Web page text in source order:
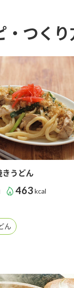
調味酢
中華
環境への取り
ミツカンの環境
す。
MIM（ミツカ
ージアム）
ミツカンの酢づ
歴史などが学べ
型博物館です。
ん酢工房」
・つくり
うどん
463kcal
ん